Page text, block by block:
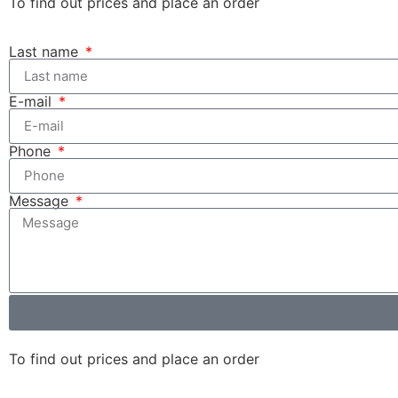
Last name
E-mail
Phone
Message
To find out prices and place an order